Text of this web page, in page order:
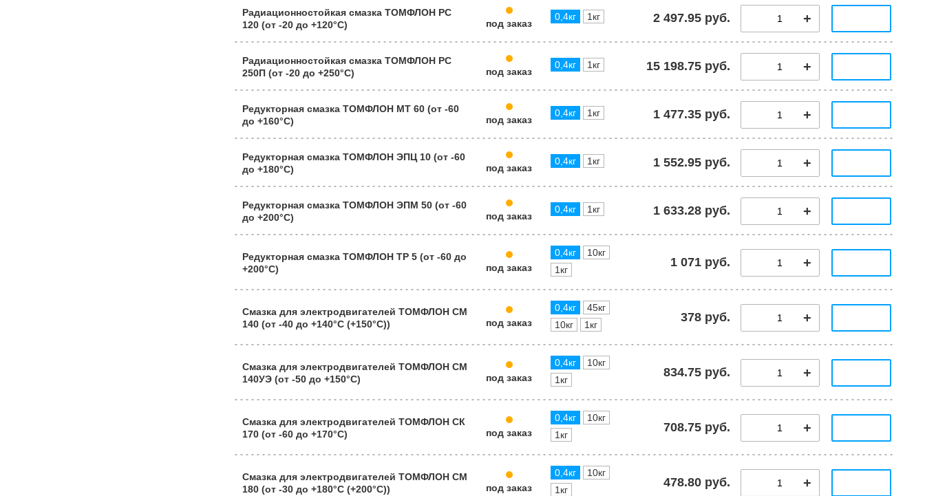
Радиационностойкая смазка ТОМФЛОН РС
120 (от -20 до +120°C)
под заказ
0,4кг 1кг 2 497.95 руб.
Радиационностойкая смазка ТОМФЛОН РС
250П (от -20 до +250°C)
под заказ
0,4кг 1кг 15 198.75 руб.
Редукторная смазка ТОМФЛОН МТ 60 (от -60
до +160°C)
под заказ
0,4кг 1кг 1 477.35 руб.
Редукторная смазка ТОМФЛОН ЭПЦ 10 (от -60
до +180°C)
под заказ
0,4кг 1кг 1 552.95 руб.
Редукторная смазка ТОМФЛОН ЭПМ 50 (от -60
до +200°C)
под заказ
0,4кг 1кг 1 633.28 руб.
Редукторная смазка ТОМФЛОН ТР 5 (от -60 до
+200°C)
под заказ
0,4кг
10кг
1кг
1 071 руб.
Смазка для электродвигателей ТОМФЛОН СМ
140 (от -40 до +140°C (+150°С))
под заказ
0,4кг
45кг
10кг
1кг
378 руб.
Смазка для электродвигателей ТОМФЛОН СМ
140УЭ (от -50 до +150°C)
под заказ
0,4кг
10кг
1кг
834.75 руб.
Смазка для электродвигателей ТОМФЛОН СК
170 (от -60 до +170°C)
под заказ
0,4кг
10кг
1кг
708.75 руб.
Смазка для электродвигателей ТОМФЛОН СМ
180 (от -30 до +180°C (+200°С))
под заказ
0,4кг
10кг
1кг
478.80 руб.